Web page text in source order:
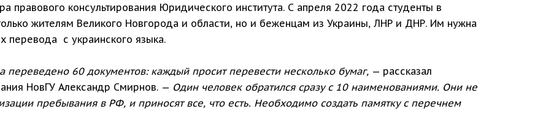
консультирования Юридического института. С апреля 2022 года студенты в
жителям Великого Новгорода и области, но и беженцам из Украины, ЛНР и ДНР. Им нужна
перевода с украинского языка.
переведено 60 документов: каждый просит перевести несколько бумаг, — рассказал
НовГУ Александр Смирнов. — Один человек обратился сразу с 10 наименованиями. Они не
пребывания в РФ, и приносят все, что есть. Необходимо создать памятку с перечнем